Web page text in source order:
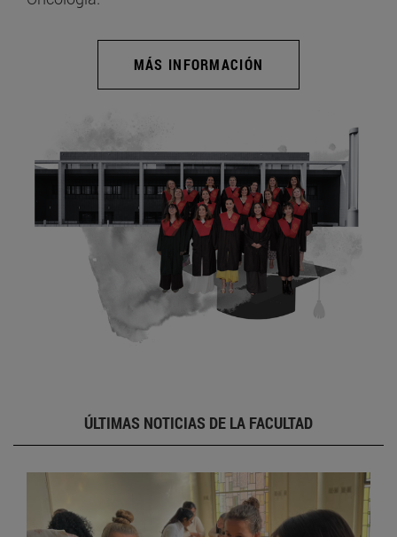
MÁS INFORMACIÓN
ÚLTIMAS NOTICIAS DE LA FACULTAD